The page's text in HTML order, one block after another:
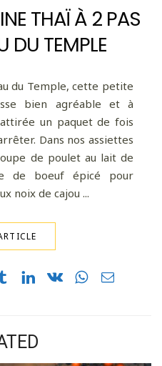
-0,00 €
THAÏ À 2 PAS
DU TEMPLE
du Temple, cette petite
bien agréable et à
un paquet de fois
Dans nos assiettes
de poulet au lait de
de boeuf épicé pour
noix de cajou ...